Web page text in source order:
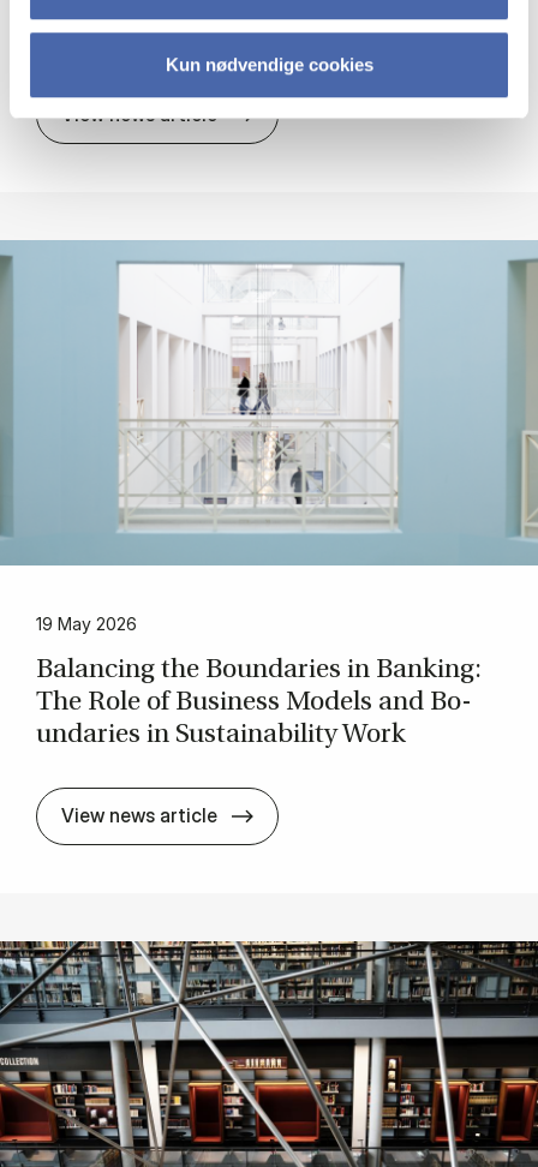
Kun nødvendige cookies
of sci­ence cit­ies
View news article New Pub­lic­a­tion: From
19 May 2026
Ba­lan­cing the Bo­un­da­ri­es in Banking:
The Role of Bu­si­ness Mo­dels and Bo­
un­da­ri­es in Sustai­na­bi­li­ty Work
View news article Ba­lan­cing the Bo­un­da­ri­es in